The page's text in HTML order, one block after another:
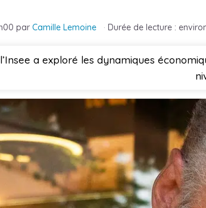
par Camille Lemoine · Durée de lecture :
a exploré les dynamiques